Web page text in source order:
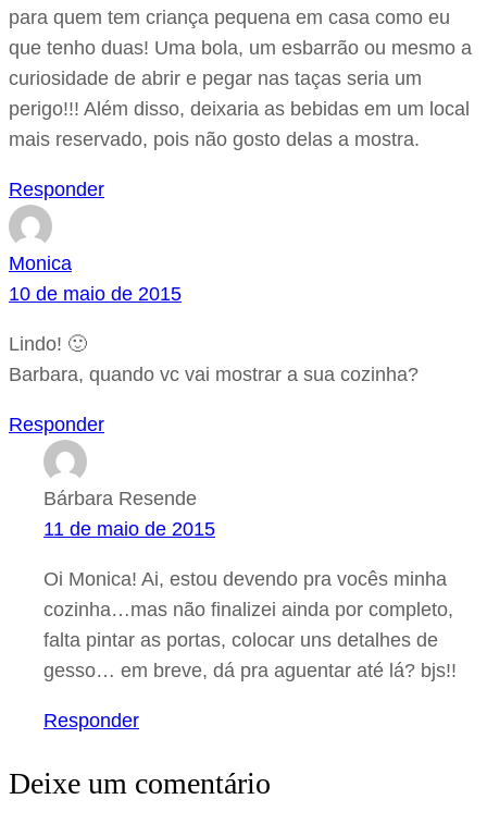
para quem tem criança pequena em casa como eu
que tenho duas! Uma bola, um esbarrão ou mesmo a
curiosidade de abrir e pegar nas taças seria um
perigo!!! Além disso, deixaria as bebidas em um local
mais reservado, pois não gosto delas a mostra.
Responder
Monica
10 de maio de 2015
Lindo! 🙂
Barbara, quando vc vai mostrar a sua cozinha?
Responder
Bárbara Resende
11 de maio de 2015
Oi Monica! Ai, estou devendo pra vocês minha
cozinha…mas não finalizei ainda por completo,
falta pintar as portas, colocar uns detalhes de
gesso… em breve, dá pra aguentar até lá? bjs!!
Responder
Deixe um comentário